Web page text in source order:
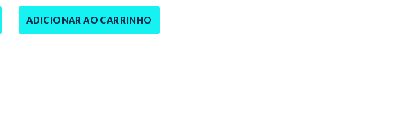
ADICIONAR AO CARRINHO